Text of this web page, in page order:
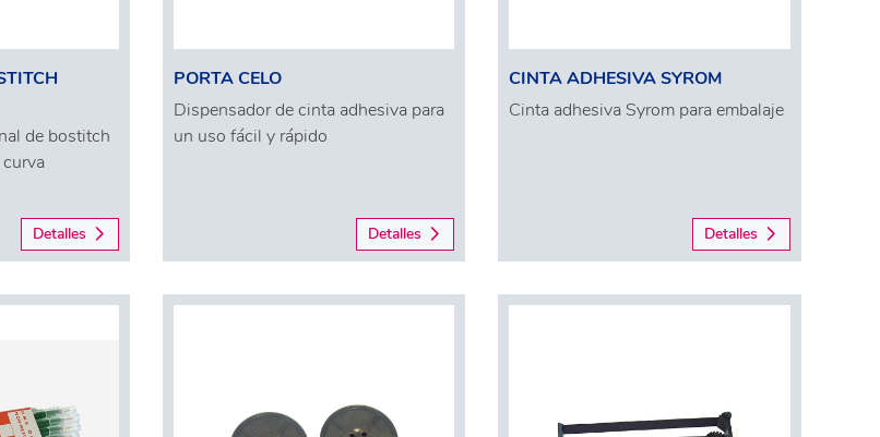
de bostitch
Detalles
PORTA CELO
Dispensador de cinta adhesiva para
un uso fácil y rápido
Detalles
CINTA ADHESIVA SYROM
Cinta adhesiva Syrom para embalaje
Detalles